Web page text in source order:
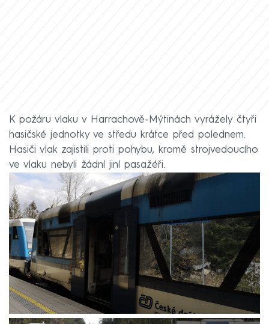
K požáru vlaku v Harrachově-Mýtinách vyrážely čtyři
hasičské jednotky ve středu krátce před polednem.
Hasiči vlak zajistili proti pohybu, kromě strojvedoucího
ve vlaku nebyli žádní jiní pasažéři.